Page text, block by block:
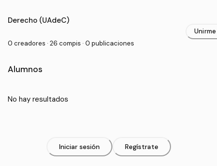
Carrera Universitaria en Facultad de Administración
Derecho (UAdeC)
0 creadores · 26 compis · 0 publicaciones
Unirme
Alumnos
No hay resultados
Iniciar sesión Regístrate